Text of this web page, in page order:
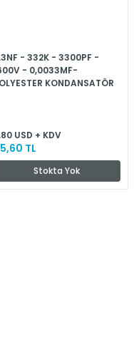
- 332K - 3300PF -
- 0,0033MF-
KONDANSATÖR
USD + KDV
TL
Stokta Yok